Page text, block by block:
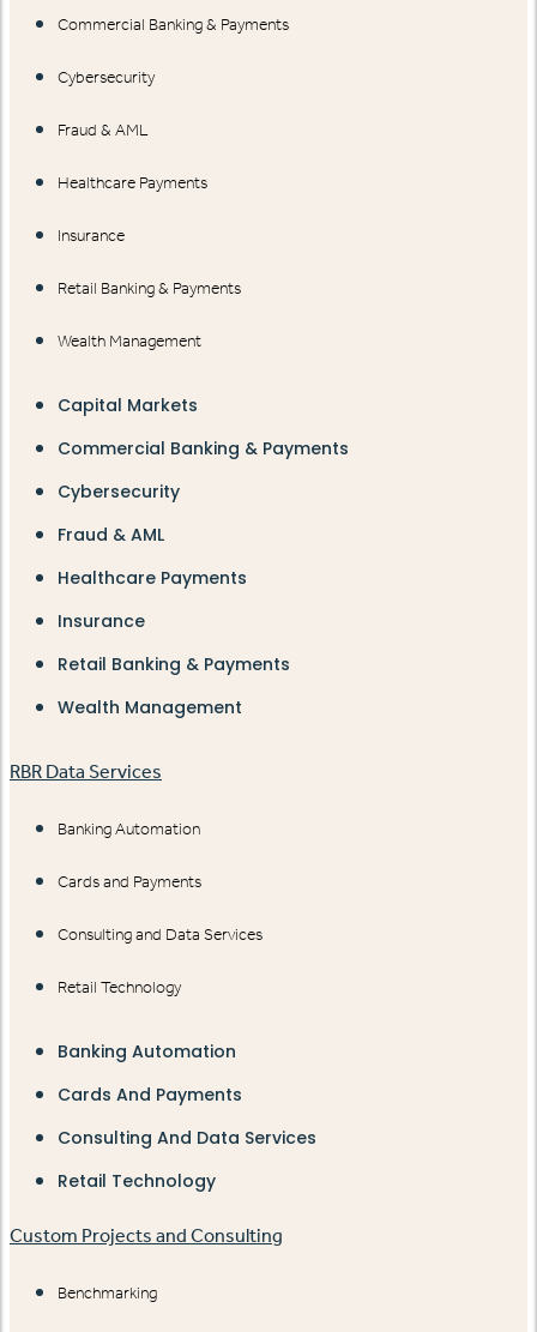
Commercial Banking & Payments
Cybersecurity
Fraud & AML
Healthcare Payments
Insurance
Retail Banking & Payments
Wealth Management
Capital Markets
Commercial Banking & Payments
Cybersecurity
Fraud & AML
Healthcare Payments
Insurance
Retail Banking & Payments
Wealth Management
RBR Data Services
Banking Automation
Cards and Payments
Consulting and Data Services
Retail Technology
Banking Automation
Cards And Payments
Consulting And Data Services
Retail Technology
Custom Projects and Consulting
Benchmarking